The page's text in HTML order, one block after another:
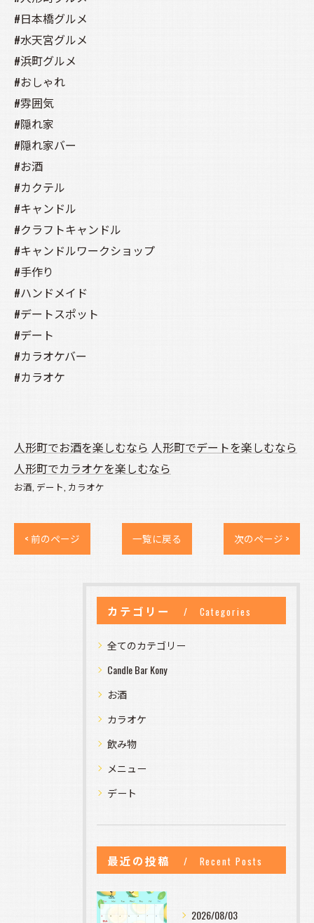
#日本橋グルメ
#水天宮グルメ
#浜町グルメ
#おしゃれ
#雰囲気
#隠れ家
#隠れ家バー
#お酒
#カクテル
#キャンドル
#クラフトキャンドル
#キャンドルワークショップ
#手作り
#ハンドメイド
#デートスポット
#デート
#カラオケバー
#カラオケ
人形町でお酒を楽しむなら 人形町でデートを楽しむなら
人形町でカラオケを楽しむなら
お酒 デート カラオケ
< 前のページ 一覧に戻る 次のページ >
カテゴリー Categories
全てのカテゴリー
Candle Bar Kony
お酒
カラオケ
飲み物
メニュー
デート
最近の投稿 Recent Posts
2026/08/03